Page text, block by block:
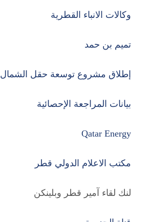
وكالات الانباء القطرية
تميم بن حمد
إطلاق مشروع توسعة حقل الشمال
بيانات المراجعة الإحصائية
Qatar Energy
مكتب الاعلام الدولي قطر
لنك لقاء آمير قطر وبلينكن